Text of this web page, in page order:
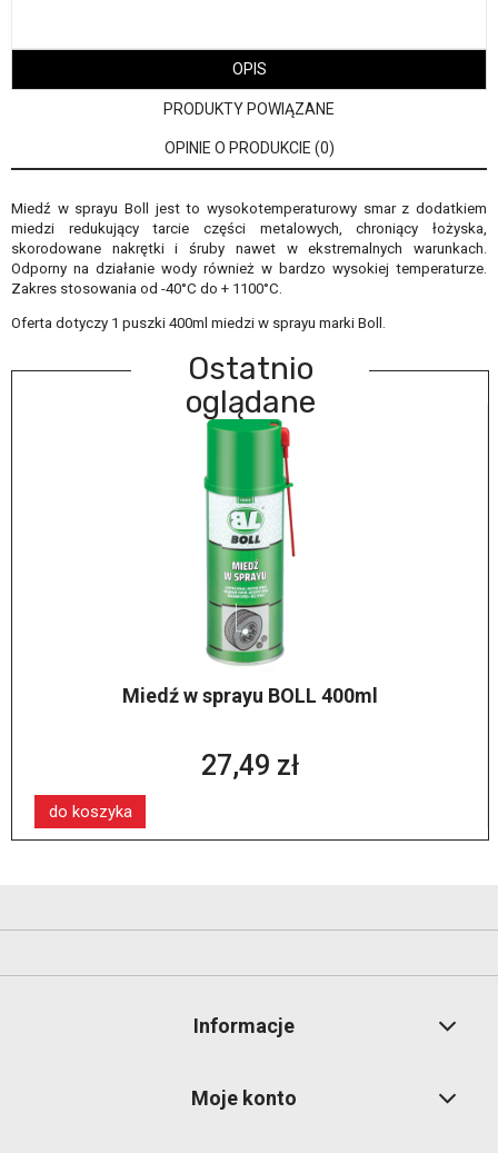
OPIS
PRODUKTY POWIĄZANE
OPINIE O PRODUKCIE (0)
Miedź w sprayu Boll jest to wysokotemperaturowy smar z dodatkiem
miedzi redukujący tarcie części metalowych, chroniący łożyska,
skorodowane nakrętki i śruby nawet w ekstremalnych warunkach.
Odporny na działanie wody również w bardzo wysokiej temperaturze.
Zakres stosowania od -40°C do + 1100°C.
Oferta dotyczy 1 puszki 400ml miedzi w sprayu marki Boll.
Ostatnio
oglądane
Miedź w sprayu BOLL 400ml
27,49 zł
do koszyka
Informacje
Moje konto